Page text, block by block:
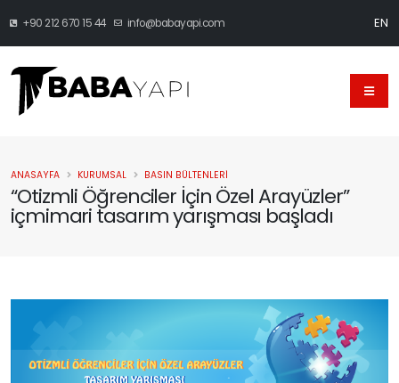
+90 212 670 15 44 info@babayapi.com EN
“Otizmli Öğrenciler İçin Özel Arayüzler”
içmimari tasarım yarışması başladı
ANASAYFA KURUMSAL BASIN BÜLTENLERI